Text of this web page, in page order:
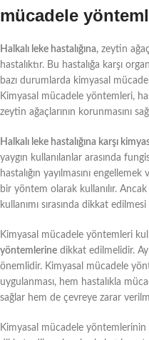
mücadele
Halkalı leke hastalığına, zeytin
hastalıktır. Bu hastalığa karşı
bazı durumlarda kimyasal
Kimyasal mücadele yöntemleri,
zeytin ağaçlarının korunmasını
Halkalı leke hastalığına karşı
yaygın kullanılanlar arasında
hastalığın yayılmasını
bir yöntem olarak kullanılır.
kullanımı sırasında dikkat
Kimyasal mücadele yöntemleri
yöntemlerine dikkat edilmelidir.
önemlidir. Kimyasal mücadele
uygulanması, hem hastalıkla
sağlar hem de çevreye zarar
Kimyasal mücadele yöntemlerinin